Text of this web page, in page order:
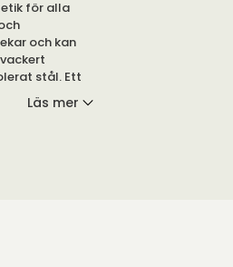
för alla
och kan
stål. Ett
Läs mer